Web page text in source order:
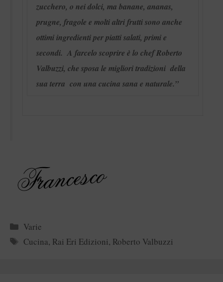
zucchero, o nei dolci, ma banane, ananas,
prugne, fragole e molti altri frutti sono anche
ottimi ingredienti per piatti salati, primi e
secondi. A farcelo scoprire è lo chef Roberto
Valbuzzi, che sposa le migliori tradizioni della
sua terra con una cucina sana e naturale.”
Categorie
Varie
Tag
Cucina, Rai Eri Edizioni, Roberto Valbuzzi